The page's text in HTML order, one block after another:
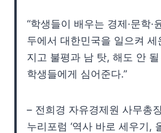
“학생들이 배우는 경제·문학·
두에서 대한민국을 일으켜
지고 불평과 남 탓, 해도 안
학생들에게 심어준다.”
– 전희경 자유경제원 사무총
누리포럼 ‘역사 바로 세우기,